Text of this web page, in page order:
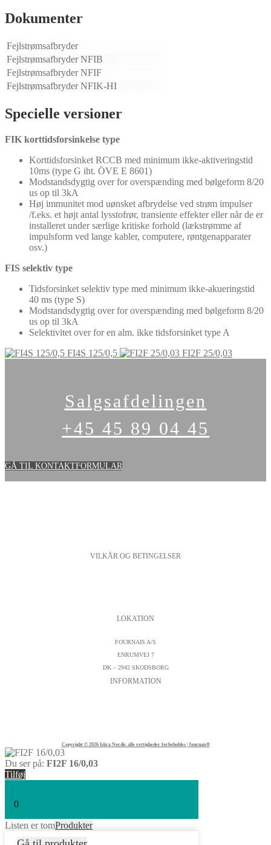
Dokumenter
Fejlstrømsafbryder
Fejlstrømsafbryder NFIB
Fejlstrømsafbryder NFIF
Fejlstrømsafbryder NFIK-HI
Specielle versioner
FIK korttidsforsinkelse type
Korttidsforsinket RCCB med minimum ikke-aktiveringstid
10ms (type G iht. ÖVE E 8601)
Modstandsdygtig over for overspænding med bølgeform 8/20
us op til 3kA
Høj immunitet mod uønsket afbrydelse ved strøm impulser
/f.eks. et højt antal lysstofrør, transiente effekter eller når de er
installeret under særlige kritiske forhold (lækstrømme af
impulsform ved lange kabler, computere, røntgenapparater
osv.)
FIS selektiv type
Tidsforsinket selektiv type med minimum ikke-akueringstid
40 ms (type S)
Modstandsdygtig over for overspænding med bølgeform 8/20
us op til 3kA
Selektivitet over for en alm. ikke tidsforsinket type A
FI4S 125/0,5
FI2F 25/0,03
Salgsafdelingen
+45 45 89 04 45
GÅ TIL KONTAKTFORMULAR
VILKÅR OG BETINGELSER
LOKATION
FOURNAIS A/S
ENRUMVEJ 7
DK – 2942 SKODSBORG
INFORMATION
Copyright © 2026 Iskra Nordic alle rettigheder forbeholdes | fournais®
Du ser på: FI2F 16/0,03
Tilføj
0
Listen er tomProdukter